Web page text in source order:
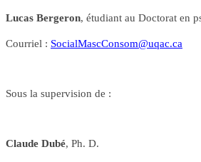
Lucas Bergeron, étudiant au Doctorat en
Courriel : SocialMascConsom@uqac.ca
Sous la supervision de :
Claude Dubé, Ph. D.